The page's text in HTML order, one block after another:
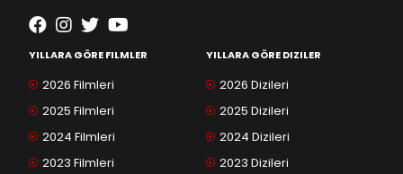
YILLARA GÖRE FILMLER
2026 Filmleri
2025 Filmleri
2024 Filmleri
2023 Filmleri
YILLARA GÖRE DIZILER
2026 Dizileri
2025 Dizileri
2024 Dizileri
2023 Dizileri